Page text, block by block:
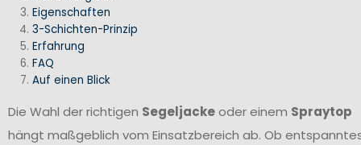
Eigenschaften
3-Schichten-Prinzip
Erfahrung
FAQ
Auf einen Blick
Die Wahl der richtigen Segeljackeoder einem Spraytop
hängt maßgeblich vom Einsatzbereich ab. Ob